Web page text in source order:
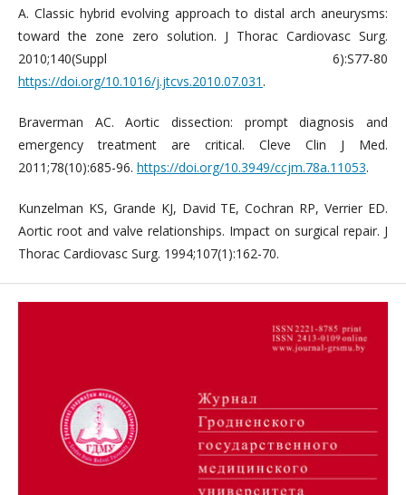
A. Classic hybrid evolving approach to distal arch aneurysms:
toward the zone zero solution. J Thorac Cardiovasc Surg.
2010;140(Suppl 6):S77-80
https://doi.org/10.1016/j.jtcvs.2010.07.031 .
Braverman AC. Aortic dissection: prompt diagnosis and
emergency treatment are critical. Cleve Clin J Med.
2011;78(10):685-96. https://doi.org/10.3949/ccjm.78a.11053.
Kunzelman KS, Grande KJ, David TE, Cochran RP, Verrier ED.
Aortic root and valve relationships. Impact on surgical repair. J
Thorac Cardiovasc Surg. 1994;107(1):162-70.